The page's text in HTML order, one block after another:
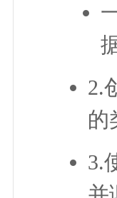
2.
的
3.